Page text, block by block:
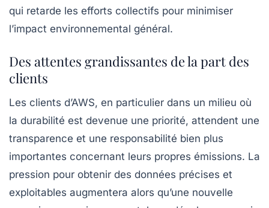
qui retarde les efforts collectifs pour minimiser
l’impact environnemental général.
Des attentes grandissantes de la part des
clients
Les clients d’AWS, en particulier dans un milieu où
la durabilité est devenue une priorité, attendent une
transparence et une responsabilité bien plus
importantes concernant leurs propres émissions. La
pression pour obtenir des données précises et
exploitables augmentera alors qu’une nouvelle